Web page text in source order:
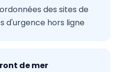
des sites de
d'urgence hors ligne
de mer